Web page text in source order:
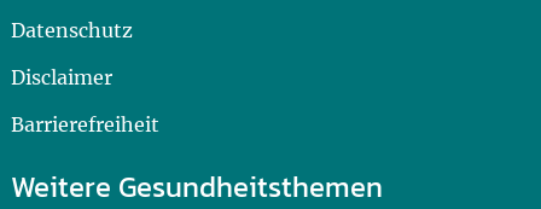
Datenschutz
Disclaimer
Barrierefreiheit
Weitere Gesundheitsthemen